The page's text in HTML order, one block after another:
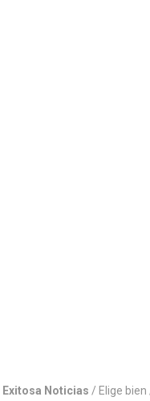
Exitosa Noticias / Elige bien